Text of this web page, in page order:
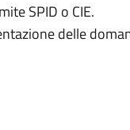
SPID o CIE.
delle